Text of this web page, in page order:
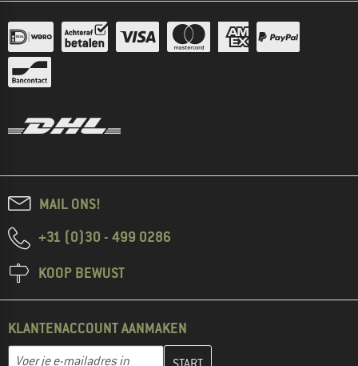
MAIL ONS!
+31 (0)30 - 499 0286
KOOP BEWUST
KLANTENACCOUNT AANMAKEN
E-mailadres
Vul je e-mailadres hier in en maak in de volgende stap je